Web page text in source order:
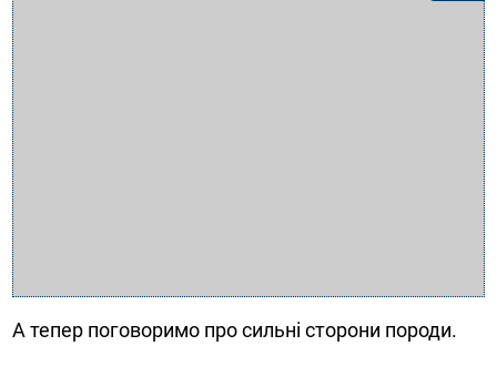
А тепер поговоримо про сильні сторони породи.